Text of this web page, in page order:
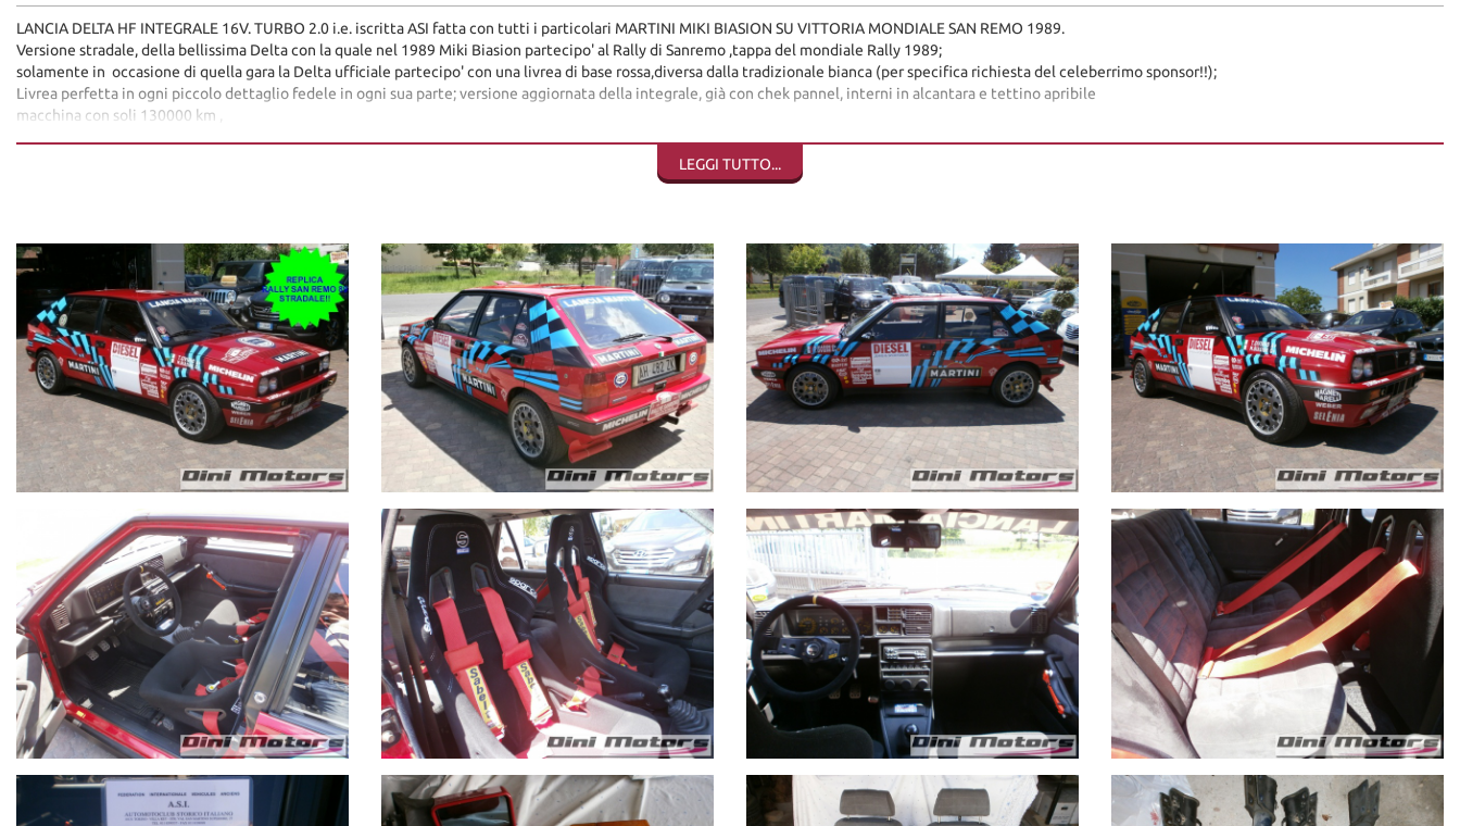
LANCIA DELTA HF INTEGRALE 16V. TURBO 2.0 i.e. iscritta ASI fatta con tutti i particolari MARTINI MIKI BIASION SU VITTORIA MONDIALE SAN REMO 1989.
Versione stradale, della bellissima Delta con la quale nel 1989 Miki Biasion partecipo' al Rally di Sanremo ,tappa del mondiale Rally 1989;
solamente in occasione di quella gara la Delta ufficiale partecipo' con una livrea di base rossa,diversa dalla tradizionale bianca (per specifica richiesta del celeberrimo sponsor!!);
Livrea perfetta in ogni piccolo dettaglio fedele in ogni sua parte; versione aggiornata della integrale, già con chek pannel, interni in alcantara e tettino apribile
macchina con soli 130000 km ,
sedili sportivi Rally, cinture 5 punti rally (chiaramente l'auto essendo omologata per uso stradale monta anche le cinture originali),
barre duomianteriori e posteriori,
slitta paramotore,
scarico sostituito
dischi e pasticche tar-ox nuovi appena montati
oltre la componentistica sopradescritta compresi a corredo ,si forniscono tutti i pezzi originali in eccellente stato e preciso dire che le modifiche sono state fatte senza intaccare assolutamente le parti originali
l'auto e' perfetta sia meccanicamente che di esteticamente senza difetto alcuno (non ha cedimenti e non ha ruggine), praticamente da esposizione!!!!
è gradita visione e prova
AUTO ISCRITTA ALL'ASI!
Dinimotors è sinonimo di garanzia, infatti siamo al vostro servizio dal 1960.
i nostri usati sono rigorosamente controllati e igienizzati prima della consegna, sono coperti da garanzia di conformità europea di 12 mesi.
Ritiriamo o acquistiamo il tuo usato, per richiesta valutazione descrivere la permuta con marca/modello/km/anno/condizioni esterne/interne/meccaniche e allegare delle foto.
Possibilità di pagamento con finanziamento o leasing in comode rate.
Per i realmente interessati potete contattarci telefonicamente allo 0722-810139.
Vieni a conoscerci sul nostro sito www.dinimotors.com, troverai ulteriori foto e in altà qualità
Se venite da lontano e volete ritirare la vostra auto in un solo giorno, da noi è possibile:
- passaggio immediato
- possibilità di assicurazione per 5-15 giorni
siamo facilmente raggiungibili in pullman dalla stazione di Pesaro o dalla stazione di Arezzo per il versante tirrenico.
LEGGI TUTTO...